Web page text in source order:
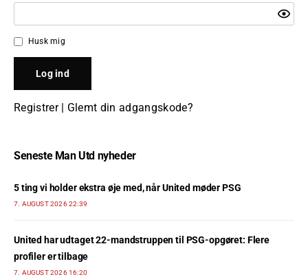
Husk mig
Registrer| Glemt din adgangskode?
Seneste Man Utd nyheder
5 ting vi holder ekstra øje med, når United møder PSG
7. AUGUST 2026 22:39
United har udtaget 22-mandstruppen til PSG-opgøret: Flere
profiler er tilbage
7. AUGUST 2026 16:20